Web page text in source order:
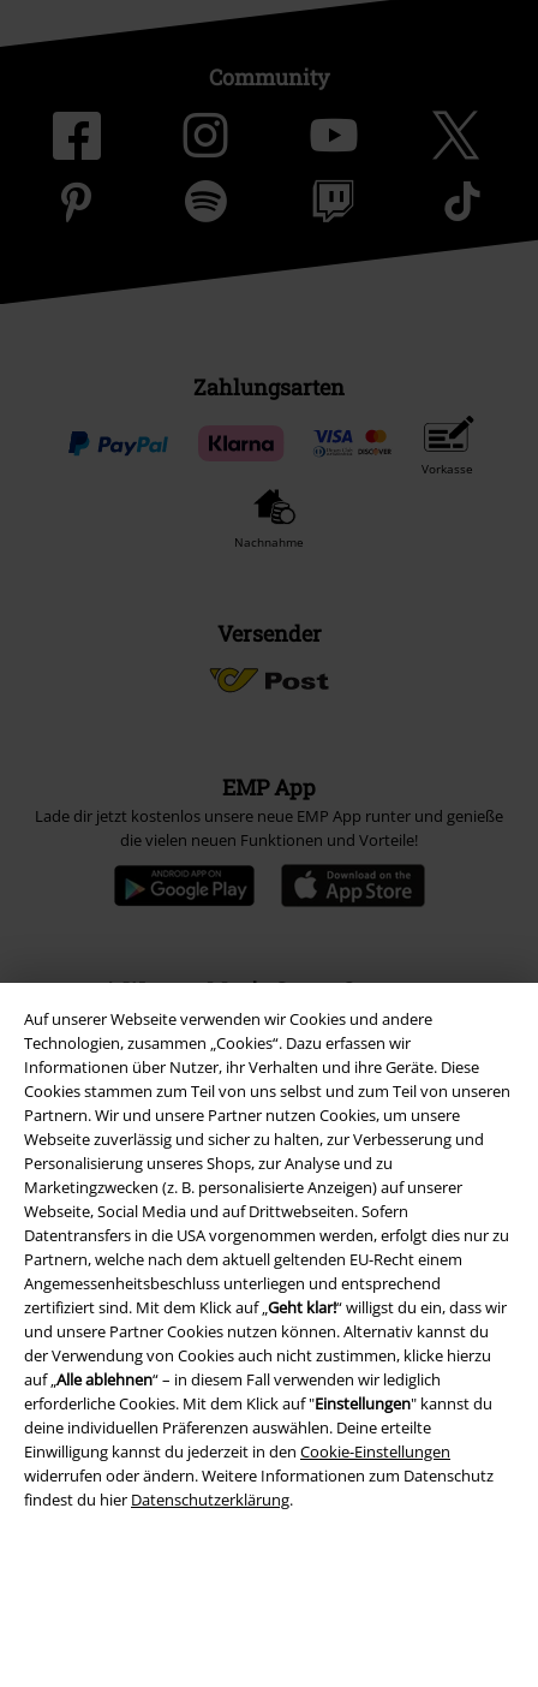
Auf unserer Webseite verwenden wir Cookies und andere
Technologien, zusammen „Cookies“. Dazu erfassen wir
Informationen über Nutzer, ihr Verhalten und ihre Geräte. Diese
Cookies stammen zum Teil von uns selbst und zum Teil von unseren
Partnern. Wir und unsere Partner nutzen Cookies, um unsere
Webseite zuverlässig und sicher zu halten, zur Verbesserung und
Personalisierung unseres Shops, zur Analyse und zu
Marketingzwecken (z. B. personalisierte Anzeigen) auf unserer
Webseite, Social Media und auf Drittwebseiten. Sofern
Datentransfers in die USA vorgenommen werden, erfolgt dies nur zu
Partnern, welche nach dem aktuell geltenden EU-Recht einem
Angemessenheitsbeschluss unterliegen und entsprechend
zertifiziert sind. Mit dem Klick auf „Geht klar!“ willigst du ein, dass wir
und unsere Partner Cookies nutzen können. Alternativ kannst du
der Verwendung von Cookies auch nicht zustimmen, klicke hierzu
auf „Alle ablehnen“ – in diesem Fall verwenden wir lediglich
erforderliche Cookies. Mit dem Klick auf "Einstellungen" kannst du
deine individuellen Präferenzen auswählen. Deine erteilte
Einwilligung kannst du jederzeit in den Cookie-Einstellungen
widerrufen oder ändern. Weitere Informationen zum Datenschutz
findest du hier Datenschutzerklärung.
Community
Zahlungsarten
Vorkasse
Nachnahme
Versender
EMP App
Lade dir jetzt kostenlos unsere neue EMP App runter und genieße
die vielen neuen Funktionen und Vorteile!
A Warner Music Group Company
Rechtliches
AGB
Impressum
Datenschutz